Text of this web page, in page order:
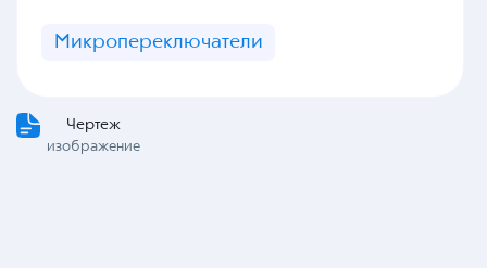
Микропереключатели
Чертеж
изображение